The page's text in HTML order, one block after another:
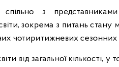
з
зокрема з питань стану
чотиритижневих
від загальної кількості, у